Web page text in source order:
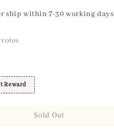
ship within 7-30 working days
Reward
Sold Out